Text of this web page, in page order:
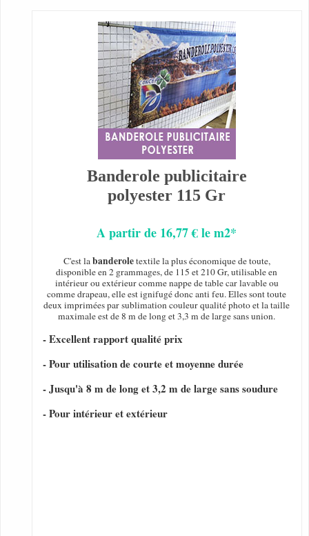
Banderole publicitaire
polyester 115 Gr
A partir de 16,77 € le m2*
C'est labanderoletextile la plus économique de toute,
disponible en 2 grammages, de 115 et 210 Gr, utilisable en
intérieur ou extérieur comme nappe de table car lavable ou
comme drapeau, elle est ignifugé donc anti feu. Elles sont toute
deux imprimées par sublimation couleur qualité photo et la taille
maximale est de 8 m de long et 3,3 m de large sans union.
- Excellent rapport qualité prix
- Pour utilisation de courte et moyenne durée
- Jusqu'à 8 m de long et 3,2 m de large sans soudure
- Pour intérieur et extérieur